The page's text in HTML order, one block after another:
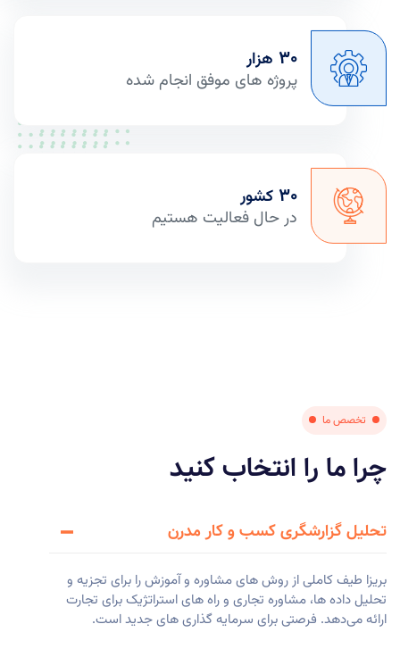
30 هزار
پروژه های موفق انجام شده
30 کشور
در حال فعالیت هستیم
تخصص ما
چرا ما را انتخاب کنید
تحلیل گزارشگری کسب و کار مدرن
بریزا طیف کاملی از روش های مشاوره و آموزش را برای تجزیه و
تحلیل داده ها، مشاوره تجاری و راه های استراتژیک برای تجارت
ارائه می‌دهد. فرصتی برای سرمایه گذاری های جدید است.